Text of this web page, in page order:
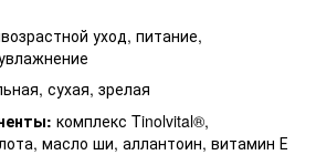
уход, питание,
сухая, зрелая
комплекс Tinolvital®,
масло ши, аллантоин, витамин Е